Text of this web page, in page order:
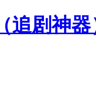
追剧神器